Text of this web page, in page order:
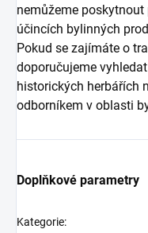
nemůžeme
účincích bylinných
Pokud se zajímáte o
doporučujeme
historických herbářích
odborníkem v oblasti
Doplňkové parametry
Kategorie: